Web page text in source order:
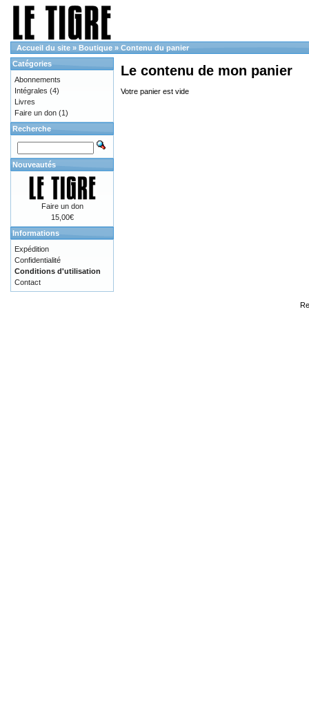
Accueil du site » Boutique » Contenu du panier
Le contenu de mon panier
Votre panier est vide
Catégories
Abonnements
Intégrales (4)
Livres
Faire un don (1)
Recherche
Nouveautés
Faire un don
15,00€
Informations
Expédition
Confidentialité
Conditions d'utilisation
Contact